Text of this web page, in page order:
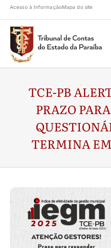
Acesso à InformaçãoMapa do site
TCE-PB
PRAZO
TERMINA